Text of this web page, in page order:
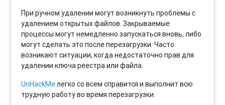
При ручном удалении могут возникнуть проблемы с
удалением открытых файлов. Закрываемые
процессы могут немедленно запускаться вновь, либо
могут сделать это после перезагрузки. Часто
возникают ситуации, когда недостаточно прав для
удалении ключа реестра или файла.
UnHackMeлегко со всем справится и выполнит всю
трудную работу во время перезагрузки.